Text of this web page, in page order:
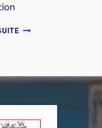
RESPONSABILITE